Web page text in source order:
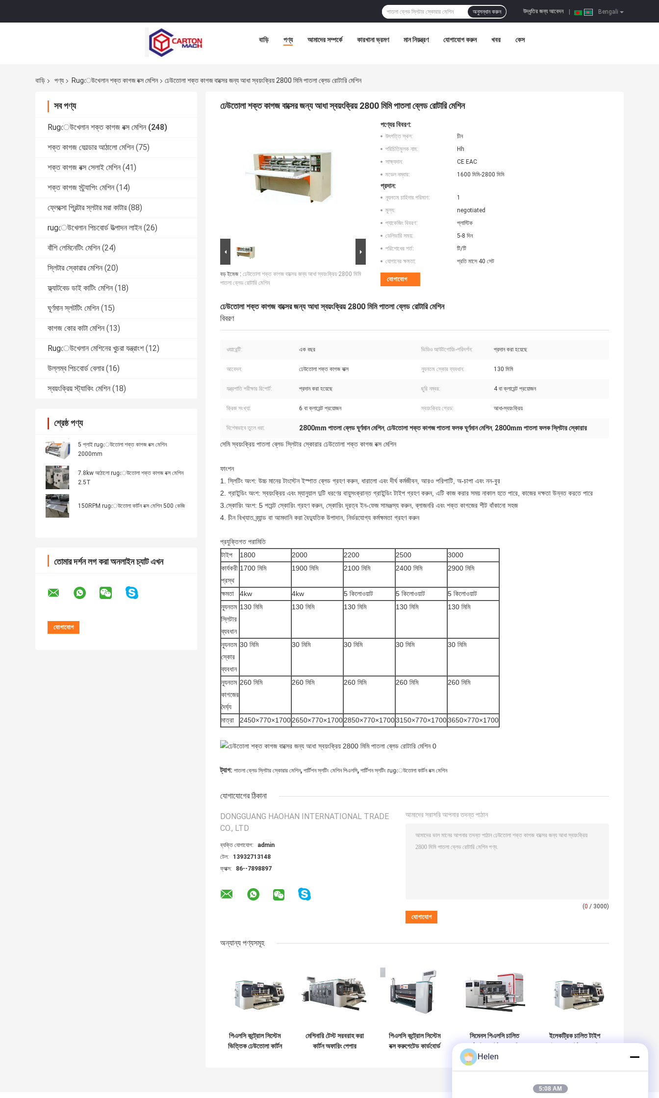
Bengali
উদ্ধৃতির জন্য আবেদন
অনুসন্ধান করুন
বাড়ি পণ্য আমাদের সম্পর্কে কারখানা ভ্রমণ মান নিয়ন্ত্রণ যোগাযোগ করুন খবর কেস
বাড়ি পণ্য Rugেউখেলান শক্ত কাগজ বক্স মেশিন ঢেউতোলা শক্ত কাগজ বাক্সের জন্য আধা স্বয়ংক্রিয় 2800 মিমি পাতলা ব্লেড রোটারি মেশিন
সব পণ্য
Rugেউখেলান শক্ত কাগজ বক্স মেশিন (248)
শক্ত কাগজ ফোল্ডার আঠালো মেশিন (75)
শক্ত কাগজ বক্স সেলাই মেশিন (41)
শক্ত কাগজ স্ট্র্যাপিং মেশিন (14)
ফ্লেক্সো প্রিন্টার স্লটার মরা কাটার (88)
rugেউখেলান পিচবোর্ড উত্পাদন লাইন (26)
বাঁশি লেমিনেটিং মেশিন (24)
স্লিটার স্কোরার মেশিন (20)
ফ্ল্যাটবেড ডাই কাটিং মেশিন (18)
ঘূর্ণমান স্লটটিং মেশিন (15)
কাগজ কোর কাটা মেশিন (13)
Rugেউখেলান মেশিনের খুচরা যন্ত্রাংশ (12)
উল্লম্ব পিচবোর্ড বেলার (16)
স্বয়ংক্রিয় স্ট্যাকিং মেশিন (18)
শ্রেষ্ঠ পণ্য
5 প্লাই rugেউতোলা শক্ত কাগজ বক্স মেশিন
2000mm
7.8kw আঠালো rugেউতোলা শক্ত কাগজ বক্স মেশিন
2.5T
150RPM rugেউতোলা কার্টন বক্স মেশিন 500 কেজি
তোমার দর্শন লগ করা অনলাইন চ্যাট এখন
ঢেউতোলা শক্ত কাগজ বাক্সের জন্য আধা স্বয়ংক্রিয় 2800 মিমি পাতলা ব্লেড রোটারি মেশিন
বড় ইমেজ : ঢেউতোলা শক্ত কাগজ বাক্সের জন্য আধা স্বয়ংক্রিয় 2800 মিমি
পাতলা ব্লেড রোটারি মেশিন
পণ্যের বিবরণ:
উৎপত্তি স্থল:
চীন
পরিচিতিমুলক নাম:
Hh
সাক্ষ্যদান:
CE EAC
মডেল নম্বার:
1600 মিমি-2800 মিমি
প্রদান:
ন্যূনতম চাহিদার পরিমাণ:
1
মূল্য:
negotiated
প্যাকেজিং বিবরণ:
প্লাস্টিক
ডেলিভারি সময়:
5-8 দিন
পরিশোধের শর্ত:
টি/টি
যোগানের ক্ষমতা:
প্রতি মাসে 40 সেট
যোগাযোগ
ঢেউতোলা শক্ত কাগজ বাক্সের জন্য আধা স্বয়ংক্রিয় 2800 মিমি পাতলা ব্লেড রোটারি মেশিন
বিবরণ
ওয়ারেন্টি: এক বছর ভিডিও আউটগোয়িং-পরিদর্শন: প্রদান করা হয়েছে
আবেদন: ঢেউতোলা শক্ত কাগজ বাক্স ন্যূনতম স্কোর ব্যবধান: 130 মিমি
যন্ত্রপাতি পরীক্ষার রিপোর্ট: প্রদান করা হয়েছে ছুরি নম্বর: 4 বা ক্লায়েন্ট প্রয়োজন
ক্রিজ সংখ্যা: 6 বা ক্লায়েন্ট প্রয়োজন স্বয়ংক্রিয় গ্রেড: আধা-স্বয়ংক্রিয়
বিশেষভাবে তুলে ধরা: 2800mm পাতলা ব্লেড ঘূর্ণমান মেশিন, ঢেউতোলা শক্ত কাগজ পাতলা ফলক ঘূর্ণমান মেশিন, 2800mm পাতলা ফলক স্লিটার স্কোরার
সেমি স্বয়ংক্রিয় পাতলা ব্লেড স্লিটার স্কোরার ঢেউতোলা শক্ত কাগজ বক্স মেশিন
ফাংশন
1. স্লিটিং অংশ: উচ্চ মানের টাংস্টেন ইস্পাত ব্লেড গ্রহণ করুন, ধারালো এবং দীর্ঘ কর্মজীবন, আরও পরিপাটি, অ-চাপা এবং নন-বুর
2. গ্রাইন্ডিং অংশ: স্বয়ংক্রিয় এবং ম্যানুয়াল দুটি ধরণের বায়ুসংক্রান্ত গ্রাইন্ডিং টাইপ গ্রহণ করুন, এটি কাজ করার সময় নাকাল হতে পারে, কাজের দক্ষতা উন্নত করতে পারে
3.স্কোরিং অংশ: 5 পয়েন্ট স্কোরিং গ্রহণ করুন, স্কোরিং দূরত্ব ইন-ফেজ সামঞ্জস্য করুন, ব্লাজনরি এবং শক্ত কাগজের শীট বাঁকানো সহজ
4. চীন বিখ্যাত ব্র্যান্ড বা আমদানি করা বৈদ্যুতিক উপাদান, নির্ভরযোগ্য কর্মক্ষমতা গ্রহণ করুন
প্রযুক্তিগত পরামিতি
টাইপ
1800 2000 2200 2500
3000
কার্যকরী
প্রস্থ
1700 মিমি 1900 মিমি 2100 মিমি 2400 মিমি 2900 মিমি
ক্ষমতা 4kw 4kw 5 কিলোওয়াট 5 কিলোওয়াট
5 কিলোওয়াট
ন্যূনতম
স্লিটার
ব্যবধান
130 মিমি 130 মিমি 130 মিমি 130 মিমি 130 মিমি
ন্যূনতম
স্কোর
ব্যবধান
30 মিমি 30 মিমি 30 মিমি 30 মিমি 30 মিমি
ন্যূনতম
কাগজের
দৈর্ঘ্য
260 মিমি 260 মিমি 260 মিমি 260 মিমি 260 মিমি
মাত্রা 2450×770×17002650×770×17002850×770×17003150×770×17003650×770×1700
ট্যাগ: পাতলা ব্লেড স্লিটার স্কোরার মেশিন, পার্টিশন স্লটিং মেশিন পিএলসি, পার্টিশন স্লটিং rugেউতোলা কার্টন বক্স মেশিন
যোগাযোগের ঠিকানা
DONGGUANG HAOHAN INTERNATIONAL TRADE
CO., LTD
ব্যক্তি যোগাযোগ:
admin
টেল:
13932713148
ফ্যাক্স:
86--7898897
আমাদের সরাসরি আপনার তদন্ত পাঠান
(0 / 3000)
অন্যান্য পণ্যসমূহ
পিএলসি কন্ট্রোল সিস্টেম
ভিত্তিক ঢেউতোলা কার্টন
মেশিনারি টেস্ট সরবরাহ করা
কার্টন অফারিং পেপার
পিএলসি কন্ট্রোল সিস্টেম
বক্স করুগেটেড কার্ডবোর্ড
সিমেনস পিএলসি চালিত
কর্গুয়েটেড কার্টন বক্স মেশিন
কর্গুয়েটেড কার্টন প্যাকেজিং
ইলেকট্রিক চালিত টাইপ
ঢেউতোলা কার্টন বক্স মেশিন
Helen
5:08 AM